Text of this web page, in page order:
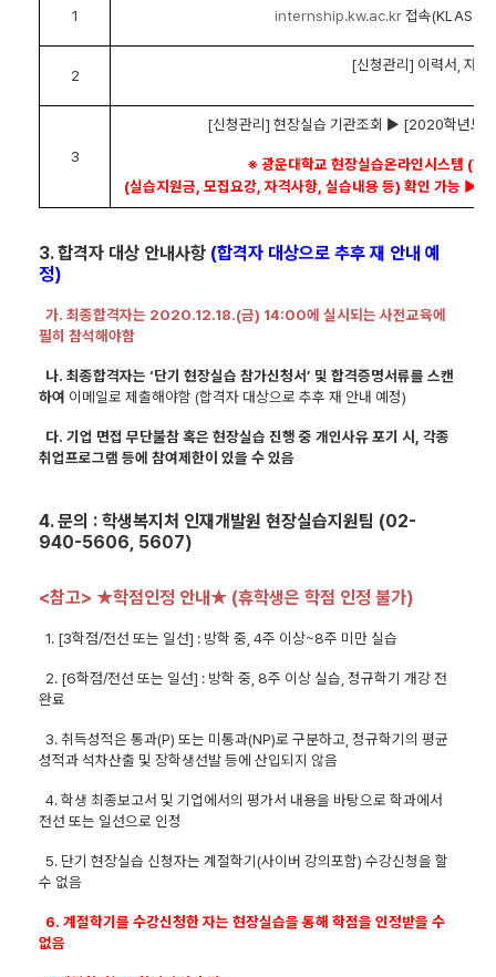
1 internship.kw.ac.kr접속(KLAS
2
[신청관리] 이력서 자소
3
[신청관리] 현장실습 기관조회 ▶ [2020학년도
※ 광운대학교 현장실습온라인시스템
(실습지원금 모집요강 자격사항 실습내용 등) 확인 가능 ▶
3.합격자 대상 안내사항 (합격자 대상으로 추후 재 안내 예
정)
가. 최종합격자는 2020.12.18.(금) 14:00에 실시되는 사전교육에
필히 참석해야함
나. 최종합격자는 ‘단기 현장실습 참가신청서’ 및 합격증명서류를 스캔
하여 이메일로 제출해야함 (합격자 대상으로 추후 재 안내 예정)
다. 기업 면접 무단불참 혹은 현장실습 진행 중 개인사유 포기 시
각종
취업프로그램 등에 참여제한이 있을 수 있음
4.문의 : 학생복지처 인재개발원 현장실습지원팀 (02-
940-5606, 5607)
<참고> ★학점인정 안내★ (휴학생은 학점 인정 불가)
1. [3학점/전선 또는 일선] : 방학 중 , 4주 이상~8주 미만 실습
2. [6학점/전선 또는 일선] : 방학 중 , 8주 이상 실습 정규학기 개강 전
완료
3.취득성적은 통과(P) 또는 미통과(NP)로 구분하고 정규학기의 평균
성적과 석차산출 및 장학생선발 등에 산입되지 않음
4.학생 최종보고서 및 기업에서의 평가서 내용을 바탕으로 학과에서
전선 또는 일선으로 인정
5. 단기 현장실습 신청자는 계절학기(사이버 강의포함) 수강신청을 할
수 없음
6. 계절학기를 수강신청한 자는 현장실습을 통해 학점을 인정받을 수
없음